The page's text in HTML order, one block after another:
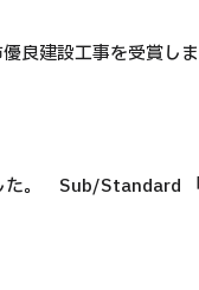
良建設工事を受賞しま
「店舗でしか感じられないも